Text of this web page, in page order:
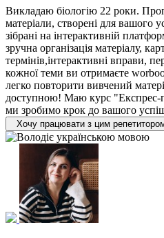
Викладаю біологію 22 роки.
матеріали, створені для вашого
зібрані на інтерактивній
зручна організація матеріалу,
термінів,інтерактивні вправи,
кожної теми ви отримаєте
легко повторити вивчений
доступною! Маю курс "Експрес-
ми зробимо крок до вашого
Хочу працювати з цим